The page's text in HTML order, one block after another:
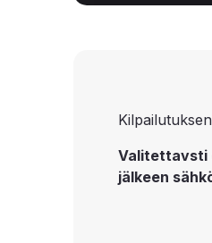
Valitettavsti
jälkeen